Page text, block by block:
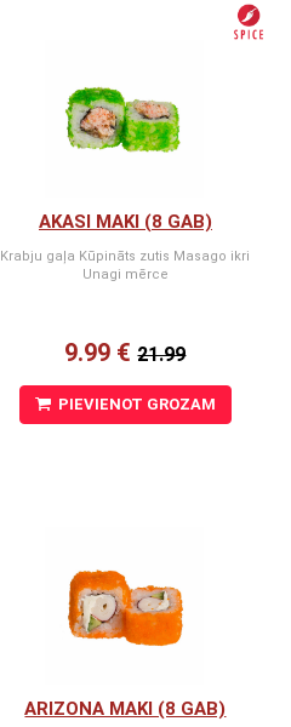
AKASI MAKI (8 GAB)
Krabju gaļa Kūpināts zutis Masago ikri
Unagi mērce
9.99 €21.99
PIEVIENOT GROZAM
ARIZONA MAKI (8 GAB)